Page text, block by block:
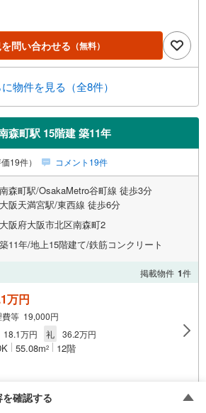
問い合わせる （無料）
物件を見る（全8件）
森町駅 15階建 築11年
価19件） コメント19件
南森町駅/OsakaMetro谷町線 徒歩3分
大阪天満宮駅/東西線 徒歩6分
大阪府大阪市北区南森町2
築11年/地上15階建て/鉄筋コンクリート
掲載物件 1件
万円
費等 19,000円
18.1万円 礼 36.2万円
55.08m2 12階
問い合わせる
確認する